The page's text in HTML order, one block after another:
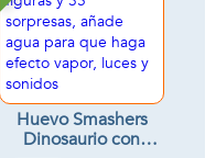
Huevo Smashers
Dinosaurio con